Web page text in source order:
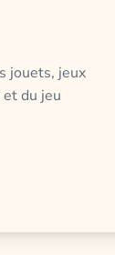
jouets, jeux
du jeu